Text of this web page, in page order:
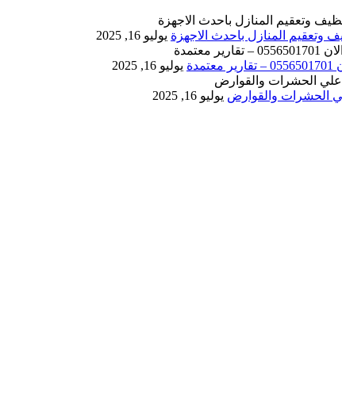
يوليو 16, 2025
يوليو 16, 2025
يوليو 16, 2025